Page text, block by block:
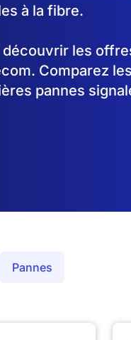
à la fibre.
les
Comparez
pannes
Pannes